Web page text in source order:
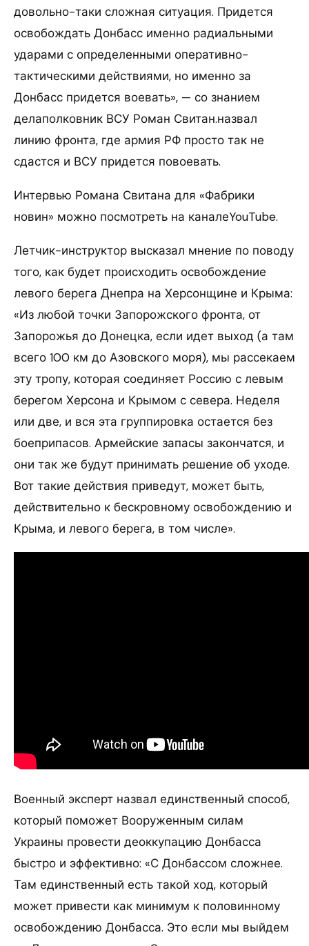
довольно-таки сложная ситуация. Придется
освобождать Донбасс именно радиальными
ударами с определенными оперативно-
тактическими действиями, но именно за
Донбасс придется воевать», — со знанием
делаполковник ВСУ Роман Свитан.назвал
линию фронта, где армия РФ просто так не
сдастся и ВСУ придется повоевать.
Интервью Романа Свитана для «Фабрики
новин» можно посмотреть на каналеYouTube.
Летчик-инструктор высказал мнение по поводу
того, как будет происходить освобождение
левого берега Днепра на Херсонщине и Крыма:
«Из любой точки Запорожского фронта, от
Запорожья до Донецка, если идет выход (а там
всего 100 км до Азовского моря), мы рассекаем
эту тропу, которая соединяет Россию с левым
берегом Херсона и Крымом с севера. Неделя
или две, и вся эта группировка остается без
боеприпасов. Армейские запасы закончатся, и
они так же будут принимать решение об уходе.
Вот такие действия приведут, может быть,
действительно к бескровному освобождению и
Крыма, и левого берега, в том числе».
Военный эксперт назвал единственный способ,
который поможет Вооруженным силам
Украины провести деоккупацию Донбасса
быстро и эффективно: «С Донбассом сложнее.
Там единственный есть такой ход, который
может привести как минимум к половинному
освобождению Донбасса. Это если мы выйдем